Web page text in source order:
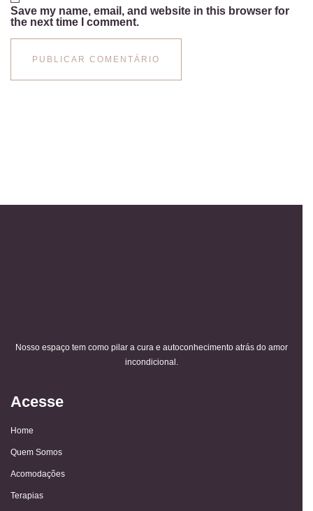
Save my name, email, and website in this browser for
the next time I comment.
Nosso espaço tem como pilar a cura e autoconhecimento atrás do amor
incondicional.
Acesse
Home
Quem Somos
Acomodações
Terapias